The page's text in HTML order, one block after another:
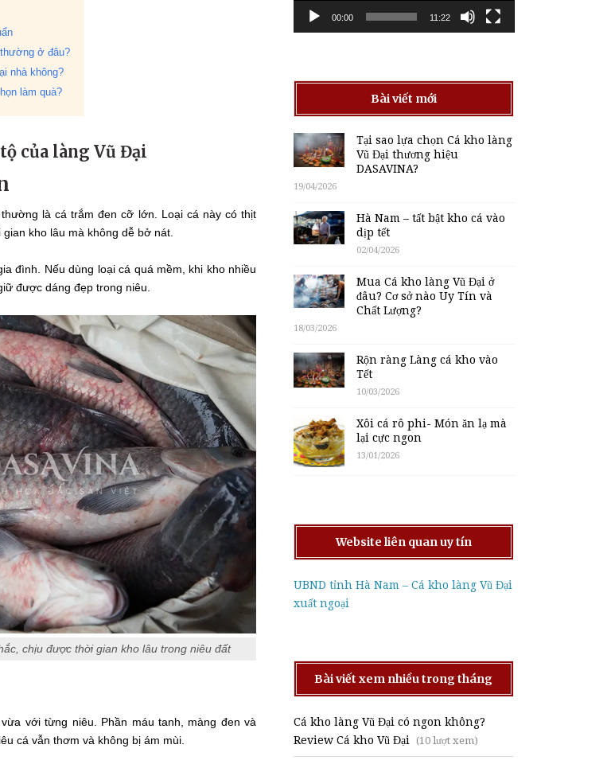
ở đâu?
nhà không?
làm quà?
của làng Vũ Đại
là cá trắm đen cỡ lớn. Loại cá này có thịt
kho lâu mà không dễ bở nát.
đình. Nếu dùng loại cá quá mềm, khi kho nhiều
được dáng đẹp trong niêu.
chịu được thời gian kho lâu trong niêu đất
với từng niêu. Phần máu tanh, màng đen và
cá vẫn thơm và không bị ám mùi.
00:00 11:22
Bài viết mới
Tại sao lựa chọn Cá kho làng
Vũ Đại thương hiệu
DASAVINA?
19/04/2026
Hà Nam – tất bật kho cá vào
dịp tết
02/04/2026
Mua Cá kho làng Vũ Đại ở
đâu? Cơ sở nào Uy Tín và
Chất Lượng?
18/03/2026
Rộn ràng Làng cá kho vào
Tết
10/03/2026
Xôi cá rô phi- Món ăn lạ mà
lại cực ngon
13/01/2026
Website liên quan uy tín
UBND tỉnh Hà Nam – Cá kho làng Vũ Đại
xuất ngoại
Bài viết xem nhiều trong tháng
Cá kho làng Vũ Đại có ngon không?
Review Cá kho Vũ Đại (10 lượt xem)